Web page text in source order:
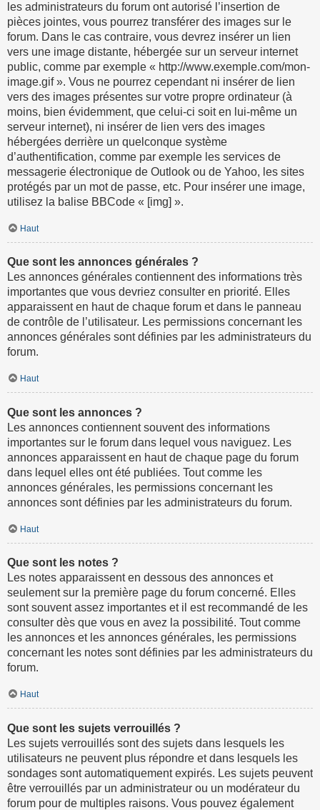
les administrateurs du forum ont autorisé l’insertion de
pièces jointes, vous pourrez transférer des images sur le
forum. Dans le cas contraire, vous devrez insérer un lien
vers une image distante, hébergée sur un serveur internet
public, comme par exemple « http://www.exemple.com/mon-
image.gif ». Vous ne pourrez cependant ni insérer de lien
vers des images présentes sur votre propre ordinateur (à
moins, bien évidemment, que celui-ci soit en lui-même un
serveur internet), ni insérer de lien vers des images
hébergées derrière un quelconque système
d’authentification, comme par exemple les services de
messagerie électronique de Outlook ou de Yahoo, les sites
protégés par un mot de passe, etc. Pour insérer une image,
utilisez la balise BBCode « [img] ».
Haut
Que sont les annonces générales ?
Les annonces générales contiennent des informations très
importantes que vous devriez consulter en priorité. Elles
apparaissent en haut de chaque forum et dans le panneau
de contrôle de l’utilisateur. Les permissions concernant les
annonces générales sont définies par les administrateurs du
forum.
Haut
Que sont les annonces ?
Les annonces contiennent souvent des informations
importantes sur le forum dans lequel vous naviguez. Les
annonces apparaissent en haut de chaque page du forum
dans lequel elles ont été publiées. Tout comme les
annonces générales, les permissions concernant les
annonces sont définies par les administrateurs du forum.
Haut
Que sont les notes ?
Les notes apparaissent en dessous des annonces et
seulement sur la première page du forum concerné. Elles
sont souvent assez importantes et il est recommandé de les
consulter dès que vous en avez la possibilité. Tout comme
les annonces et les annonces générales, les permissions
concernant les notes sont définies par les administrateurs du
forum.
Haut
Que sont les sujets verrouillés ?
Les sujets verrouillés sont des sujets dans lesquels les
utilisateurs ne peuvent plus répondre et dans lesquels les
sondages sont automatiquement expirés. Les sujets peuvent
être verrouillés par un administrateur ou un modérateur du
forum pour de multiples raisons. Vous pouvez également